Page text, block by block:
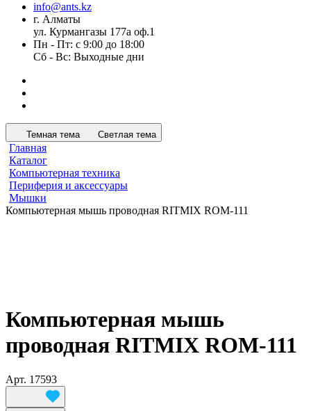
info@ants.kz
г. Алматы
ул. Курмангазы 177а оф.1
Пн - Пт: с 9:00 до 18:00
Сб - Вс: Выходные дни
Темная тема Светлая тема
Главная
Каталог
Компьютерная техника
Периферия и аксессуары
Мышки
Компьютерная мышь проводная RITMIX ROM-111
Компьютерная мышь
проводная RITMIX ROM-111
Арт. 17593